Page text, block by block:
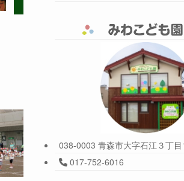
038-0003 青森市大字石江３丁
017-752-6016